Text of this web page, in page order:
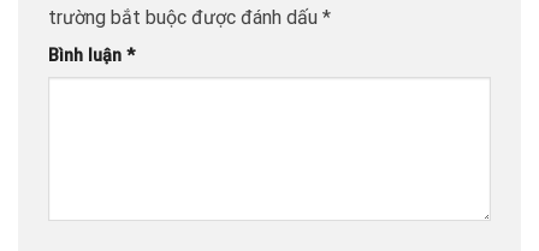
trường bắt buộc được đánh dấu *
Bình luận *